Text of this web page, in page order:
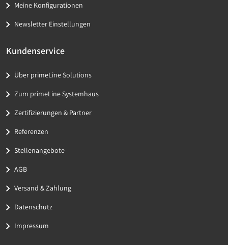
Meine Konfigurationen
Newsletter Einstellungen
Kundenservice
Über primeLine Solutions
Zum primeLine Systemhaus
Zertifizierungen & Partner
Referenzen
Stellenangebote
AGB
Versand & Zahlung
Datenschutz
Impressum